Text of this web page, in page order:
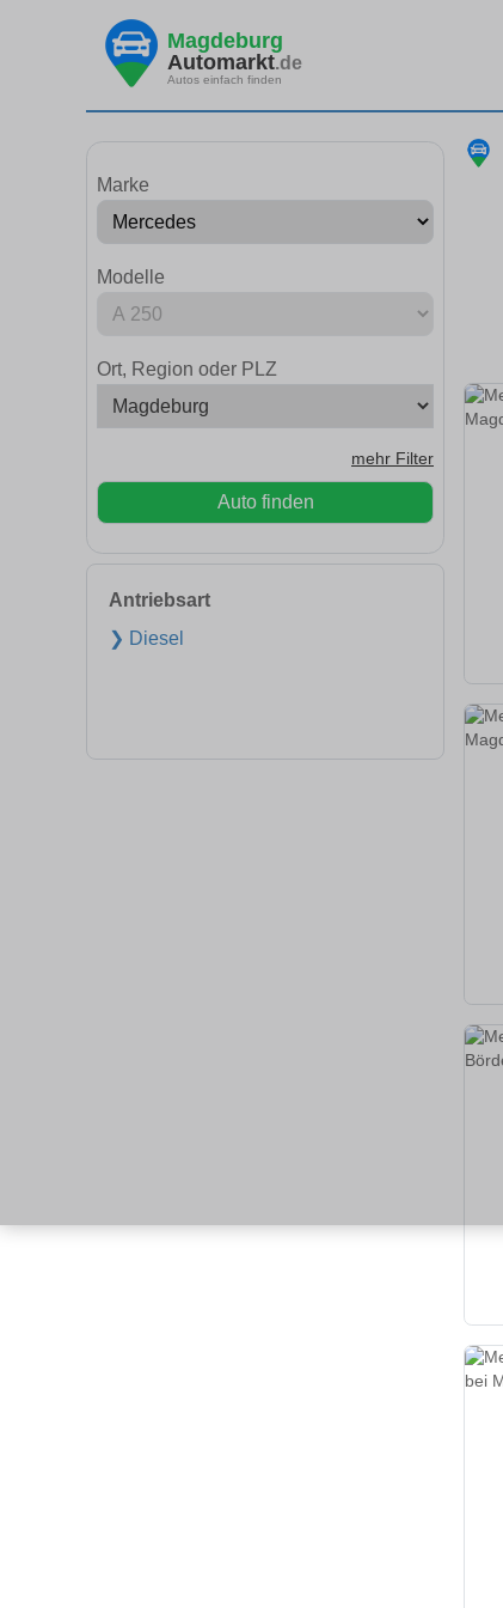
Magdeburg
Automarkt.de
Autos einfach finden
Marke
Modelle
Ort, Region oder PLZ
mehr Filter
Auto finden
Antriebsart
❯ Diesel